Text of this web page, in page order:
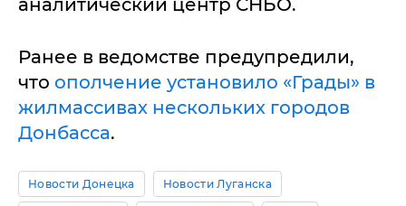
Ранее в ведомстве предупредили,
что ополчение установило «Грады» в
жилмассивах нескольких городов
Донбасса.
Новости Донецка Новости Луганска